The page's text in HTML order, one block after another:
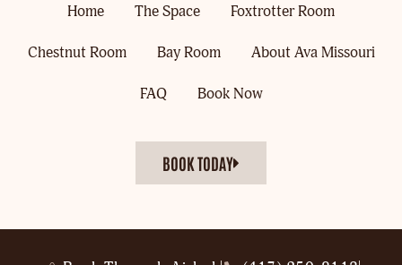
Home The Space Foxtrotter Room
Chestnut Room Bay Room About Ava Missouri
FAQ Book Now
BOOK TODAY